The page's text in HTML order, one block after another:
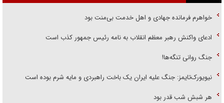
خواهرم فرمانده جهادی و اهل خدمت بی‌منت بود
ادعای واکنش رهبر معظم انقلاب به نامه رئیس جمهور کذب است
جنگ روانی تنگه‌ها!
نیویورک‌تایمز: جنگ علیه ایران یک باخت راهبردی و مایه شرم بوده است
هر شبش شب قدر بود